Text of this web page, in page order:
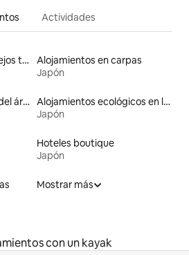
Actividades
Alojamientos en complejos turísticos
Alojamientos en carpas
Japón
Alojamientos en casas del árbol
Alojamientos ecológicos en la naturaleza
Japón
Hoteles boutique
Japón
Mostrar más
con un kayak